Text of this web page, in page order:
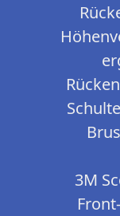
3M